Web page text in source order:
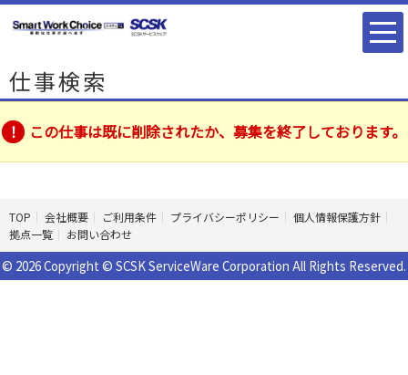
仕事検索
この仕事は既に削除されたか、募集を終了しております。
TOP 会社概要 ご利用条件 プライバシーポリシー
個人情報保護方針
拠点一覧
お問い合わせ
© 2026 Copyright © SCSK ServiceWare Corporation All Rights Reserved.